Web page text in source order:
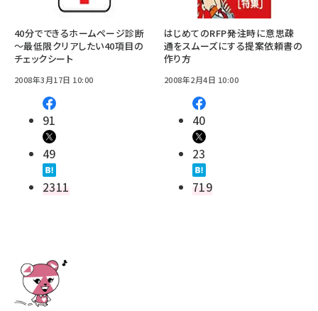
40分でできるホームページ診断
～最低限クリアしたい40項目の
チェックシート
2008年3月17日 10:00
91
49
2311
はじめてのRFP――発注時に意思疎
通をスムーズにする提案依頼書の
作り方
2008年2月4日 10:00
40
23
719